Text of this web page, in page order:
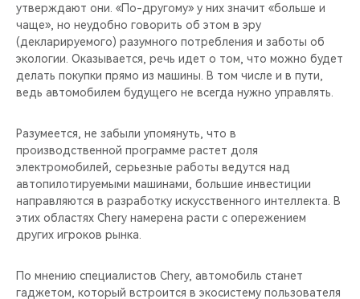
утверждают они. «По-другому» у них значит «больше и
чаще», но неудобно говорить об этом в эру
(декларируемого) разумного потребления и заботы об
экологии. Оказывается, речь идет о том, что можно будет
делать покупки прямо из машины. В том числе и в пути,
ведь автомобилем будущего не всегда нужно управлять.
Разумеется, не забыли упомянуть, что в
производственной программе растет доля
электромобилей, серьезные работы ведутся над
автопилотируемыми машинами, большие инвестиции
направляются в разработку искусственного интеллекта. В
этих областях Chery намерена расти с опережением
других игроков рынка.
По мнению специалистов Chery, автомобиль станет
гаджетом, который встроится в экосистему пользователя